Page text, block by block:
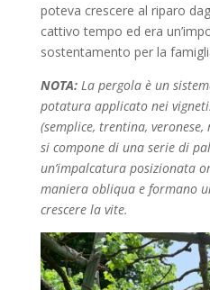
poteva crescere al riparo
cattivo tempo ed era
sostentamento per la
NOTA:La pergola è un
potatura applicato nei
(semplice, trentina,
si compone di una serie di
un’impalcatura posizionata
maniera obliqua e formano
crescere la vite.